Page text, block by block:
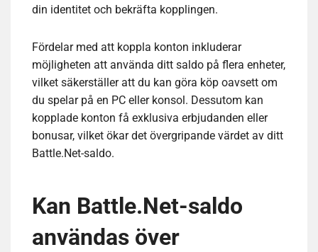
din identitet och bekräfta kopplingen.
Fördelar med att koppla konton inkluderar
möjligheten att använda ditt saldo på flera enheter,
vilket säkerställer att du kan göra köp oavsett om
du spelar på en PC eller konsol. Dessutom kan
kopplade konton få exklusiva erbjudanden eller
bonusar, vilket ökar det övergripande värdet av ditt
Battle.Net-saldo.
Kan Battle.Net-saldo
användas över